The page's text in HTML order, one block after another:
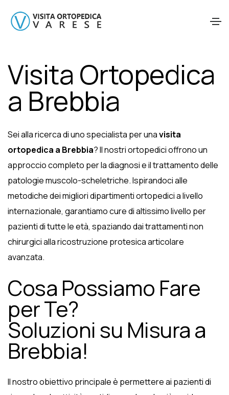
Visita Ortopedica
a Brebbia
Sei alla ricerca di uno specialista per unavisita
ortopedica a Brebbia? Il nostri ortopedici offrono un
approccio completo per la diagnosi e il trattamento delle
patologie muscolo-scheletriche. Ispirandoci alle
metodiche dei migliori dipartimenti ortopedici a livello
internazionale, garantiamo cure di altissimo livello per
pazienti di tutte le età, spaziando dai trattamenti non
chirurgici alla ricostruzione protesica articolare
avanzata.
Cosa Possiamo Fare
per Te?
Soluzioni su Misura a
Brebbia!
Il nostro obiettivo principale è permettere ai pazienti di